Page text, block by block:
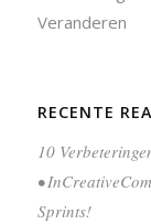
Veranderen
RECENTE
10
•
Sprints!